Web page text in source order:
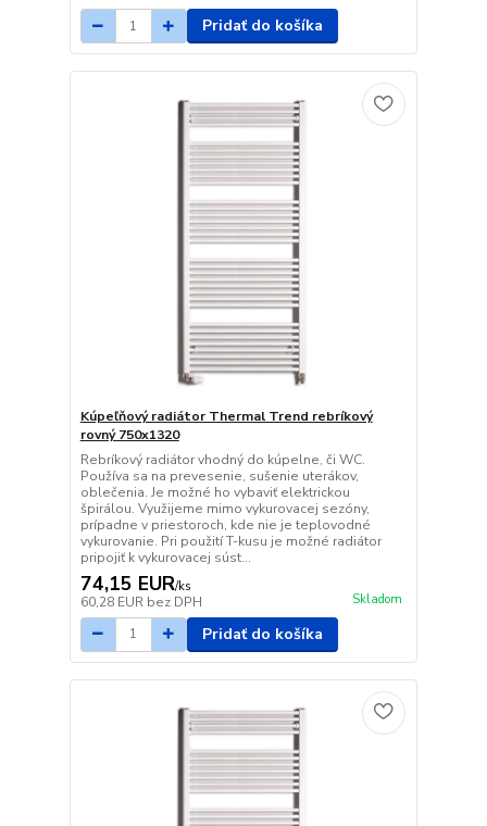
Pridať do košíka
Kúpeľňový radiátor Thermal Trend rebríkový
rovný 750x1320
Rebríkový radiátor vhodný do kúpelne, či WC.
Používa sa na prevesenie, sušenie uterákov,
oblečenia. Je možné ho vybaviť elektrickou
špirálou. Využijeme mimo vykurovacej sezóny,
prípadne v priestoroch, kde nie je teplovodné
vykurovanie. Pri použití T-kusu je možné radiátor
pripojiť k vykurovacej súst...
74,15 EUR/ks
60,28 EUR bez DPH Skladom
Pridať do košíka